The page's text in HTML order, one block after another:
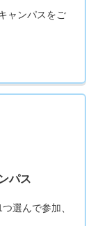
ャンパスをご
パス
選んで参加、